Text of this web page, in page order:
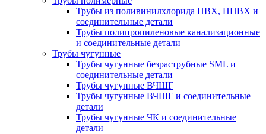
Трубы из поливинилхлорида ПВХ, НПВХ и
соединительные детали
Трубы полипропиленовые канализационные
и соединительные детали
Трубы чугунные
Трубы чугунные безраструбные SML и
соединительные детали
Трубы чугунные ВЧШГ
Трубы чугунные ВЧШГ и соединительные
детали
Трубы чугунные ЧК и соединительные
детали